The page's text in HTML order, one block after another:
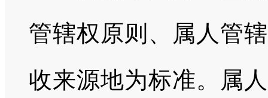
管辖权原则、属人管
收来源地为标准。属